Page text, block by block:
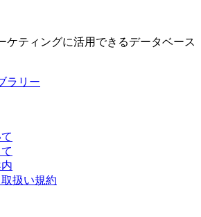
ケティングに活用できるデータベース
扱い規約